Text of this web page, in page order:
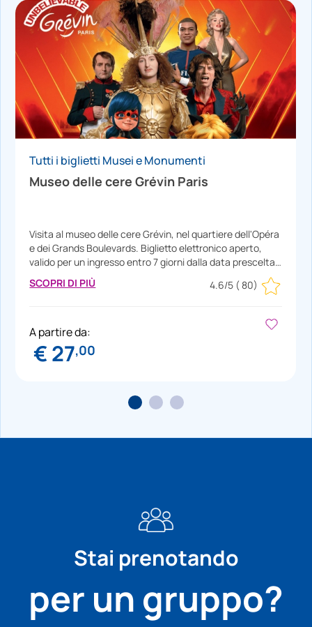
Tutti i biglietti Musei e Monumenti
Museo delle cere Grévin Paris
Visita al museo delle cere Grévin, nel quartiere dell'Opéra
e dei Grands Boulevards. Biglietto elettronico aperto,
valido per un ingresso entro 7 giorni dalla data prescelta.
Potrai stampare il biglietto subito dopo l'acquisto. Questa
attrazione non è compresa nel Paris Museum Pass.
SCOPRI DI PIÙ 4.6/5 ( 80)
A partire da:
€ 27,00
Stai prenotando
per un gruppo?